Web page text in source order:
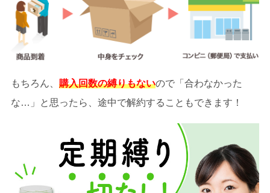
もちろん、 購入回数の縛りもないので「合わなかった
な…」と思ったら、途中で解約することもできます！